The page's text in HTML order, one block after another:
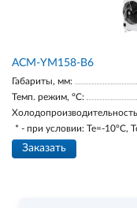
АСМ-YM158-В6
Габариты, мм:
Темп. режим, °С:
* - при условии: Te=-10ºC,
Заказать